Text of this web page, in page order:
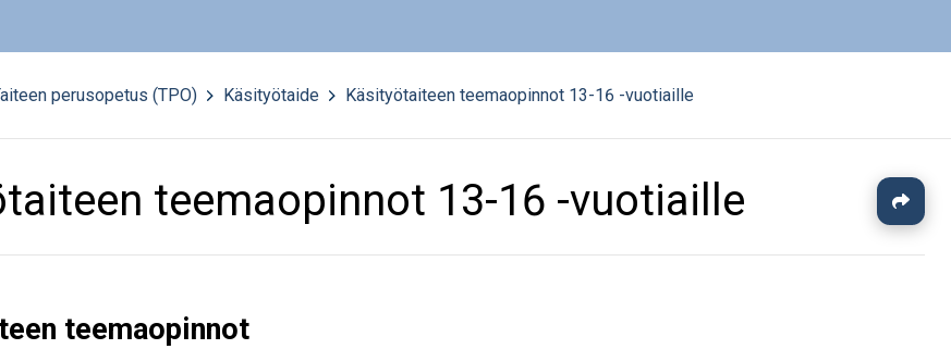
perusopetus (TPO) Käsityötaide Käsityötaiteen teemaopinnot 13-16 -vuotiaille
teemaopinnot 13-16 -vuotiaille
teemaopinnot